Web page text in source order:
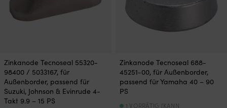
Zinkanode Tecnoseal 55320-
98400 / 5033167, für
Außenborder, passend für
Suzuki, Johnson & Evinrude 4-
Takt 9.9 – 15 PS
Zinkanode Tecnoseal 688-
45251-00, für Außenborder,
passend für Yamaha 40 – 90
PS
1 VORRÄTIG (KANN